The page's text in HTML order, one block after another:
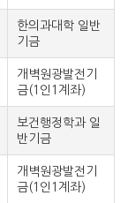
한의과대학 일반
기금
개벽원광발전기
금(1인1계좌)
보건행정학과 일
반기금
개벽원광발전기
금(1인1계좌)